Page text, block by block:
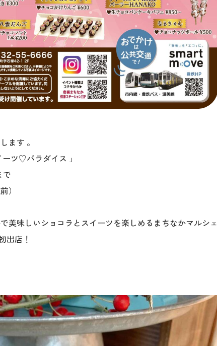
ます 。
ツ♡パラダイス 」
で
）
美味しいショコラとスイーツを楽しめるまちなかマルシェ
出店！